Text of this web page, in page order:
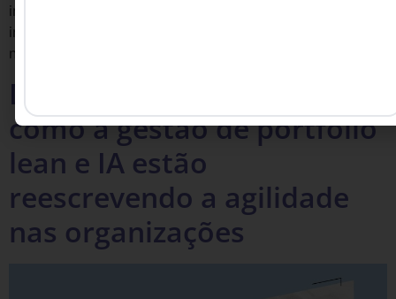
instantâneo, você já está perdendo cliente para quem
investiu em automação. O tempo de resposta agora é o
novo preço da fidelização
Da estratégia à execução:
como a gestão de portfólio
lean e IA estão
reescrevendo a agilidade
nas organizações